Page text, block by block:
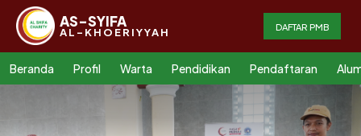
AS-SYIFA
AL-KHOERIYYAH DAFTAR PMB
Beranda Profil Warta Pendidikan Pendaftaran